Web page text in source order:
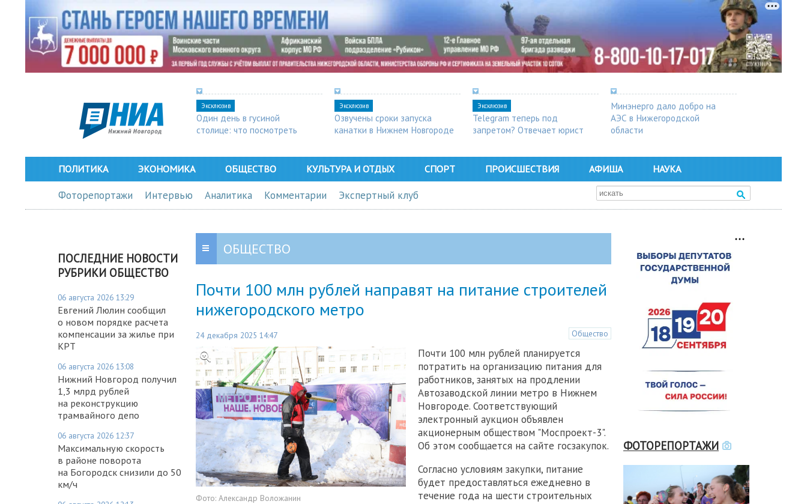
Эксклюзив
Один день в гусиной
столице: что посмотреть
Эксклюзив
Озвучены сроки запуска
канатки в Нижнем Новгороде
Эксклюзив
Telegram теперь под
запретом? Отвечает юрист
Минэнерго дало добро на
АЭС в Нижегородской
области
ПОЛИТИКА ЭКОНОМИКА ОБЩЕСТВО КУЛЬТУРА И ОТДЫХ СПОРТ ПРОИСШЕСТВИЯ АФИША НАУКА
Фоторепортажи Интервью Аналитика Комментарии Экспертный клуб
ПОСЛЕДНИЕ НОВОСТИ
РУБРИКИ ОБЩЕСТВО
06 августа 2026 13:29
Евгений Люлин сообщил
о новом порядке расчета
компенсации за жилье при
КРТ
06 августа 2026 13:08
Нижний Новгород получил
1,3 млрд рублей
на реконструкцию
трамвайного депо
06 августа 2026 12:37
Максимальную скорость
в районе поворота
на Богородск снизили до 50
км/ч
ОБЩЕСТВО
Почти 100 млн рублей направят на питание строителей
нижегородского метро
24 декабря 2025 14:47 Общество
Фото: Александр Воложанин
Почти 100 млн рублей планируется
потратить на организацию питания для
работников, занятых на продлении
Автозаводской линии метро в Нижнем
Новгороде. Соответствующий
электронный аукцион объявлен
акционерным обществом "Моспроект-3".
Об этом сообщается на сайте госзакупок.
Согласно условиям закупки, питание
будет предоставляться ежедневно в
течение года на шести строительных
ФОТОРЕПОРТАЖИ